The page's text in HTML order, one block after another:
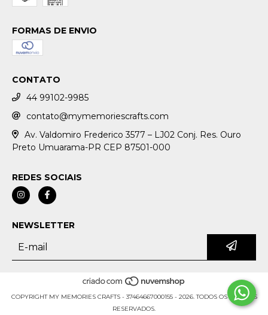
FORMAS DE ENVIO
CONTATO
44 99102-9985
contato@mymemoriescrafts.com
Av. Valdomiro Frederico 3577 – LJ02 Conj. Res. Ouro
Preto Umuarama-PR CEP 87501-000
REDES SOCIAIS
NEWSLETTER
COPYRIGHT MY MEMORIES CRAFTS - 37464667000155 - 2026. TODOS OS DIREITOS
RESERVADOS.